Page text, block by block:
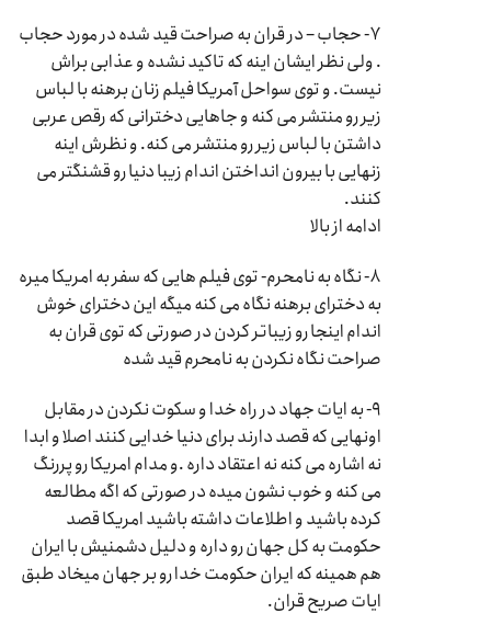
۷- حجاب – در قران به صراحت قید شده در مورد حجاب
. ولی نظر ایشان اینه که تاکید نشده و عذابی براش
نیست. و توی سواحل آمریکا فیلم زنان برهنه با لباس
زیر رو منتشر می کنه و جاهایی دخترانی که رقص عربی
داشتن با لباس زیر رو منتشر می کنه. و نظرش اینه
زنهایی با بیرون انداختن اندام زیبا دنیا رو قشنگتر می
کنند.
ادامه از بالا
۸- نگاه به نامحرم- توی فیلم هایی که سفر به امریکا میره
به دخترای برهنه نگاه می کنه میگه این دخترای خوش
اندام اینجا رو زیباتر کردن در صورتی که توی قران به
صراحت نگاه نکردن به نامحرم قید شده
۹- به ایات جهاد در راه خدا و سکوت نکردن در مقابل
اونهایی که قصد دارند برای دنیا خدایی کنند اصلا و ابدا
نه اشاره می کنه نه اعتقاد داره .و مدام امریکا رو پررنگ
می کنه و خوب نشون میده در صورتی که اگه مطالعه
کرده باشید و اطلاعات داشته باشید امریکا قصد
حکومت به کل جهان رو داره و دلیل دشمنیش با ایران
هم همینه که ایران حکومت خدا رو بر جهان میخاد طبق
ایات صریح قران.